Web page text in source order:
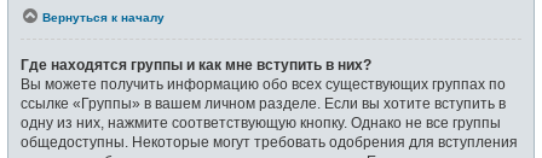
Вернуться к началу
Где находятся группы и как мне вступить в них?
Вы можете получить информацию обо всех существующих группах по
ссылке «Группы» в вашем личном разделе. Если вы хотите вступить в
одну из них, нажмите соответствующую кнопку. Однако не все группы
общедоступны. Некоторые могут требовать одобрения для вступления